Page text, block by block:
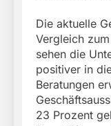
Die aktuelle
Vergleich
sehen die
positiver in
Beratungen
23 Prozent